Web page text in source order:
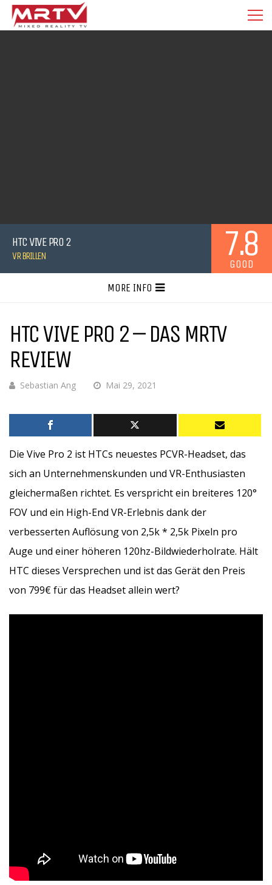
HTC VIVE PRO 2
VR BRILLEN 7.8
GOOD
MORE INFO
HTC VIVE PRO 2 – DAS MRTV
REVIEW
Sebastian Ang Mai 29, 2021
Die Vive Pro 2 ist HTCs neuestes PCVR-Headset, das
sich an Unternehmenskunden und VR-Enthusiasten
gleichermaßen richtet. Es verspricht ein breiteres 120°
FOV und ein High-End VR-Erlebnis dank der
verbesserten Auflösung von 2,5k * 2,5k Pixeln pro
Auge und einer höheren 120hz-Bildwiederholrate. Hält
HTC dieses Versprechen und ist das Gerät den Preis
von 799€ für das Headset allein wert?